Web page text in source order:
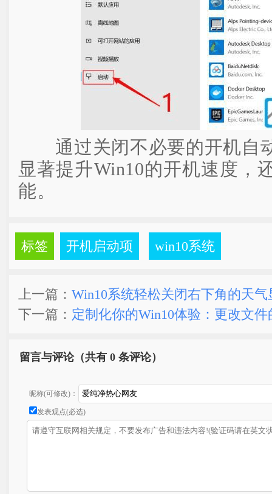
通过关闭不必要的开机自
显著提升Win10的开机速度，
能。
标签 开机启动项 win10系统
上一篇： Win10系统轻松关闭右下角的天
下一篇： 定制化你的Win10体验：更改文
留言与评论（共有 0 条评论）
昵称(可修改)：
发表观点(必选)